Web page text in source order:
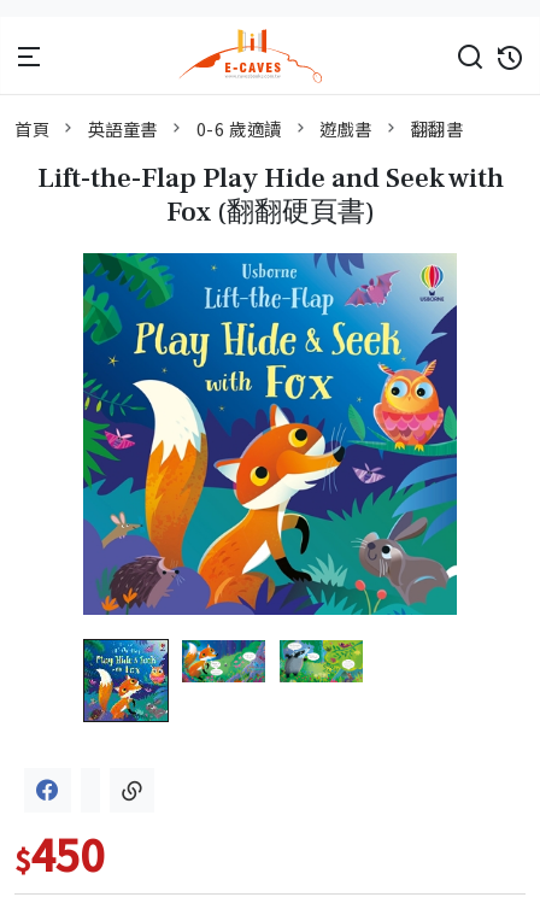
首頁 英語童書 0-6 歲適讀 遊戲書 翻翻書
Lift-the-Flap Play Hide and Seek with
Fox (翻翻硬頁書)
$450